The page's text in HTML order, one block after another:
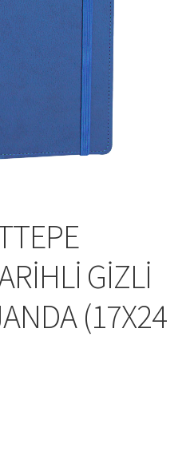
GİZLİ
(17X24